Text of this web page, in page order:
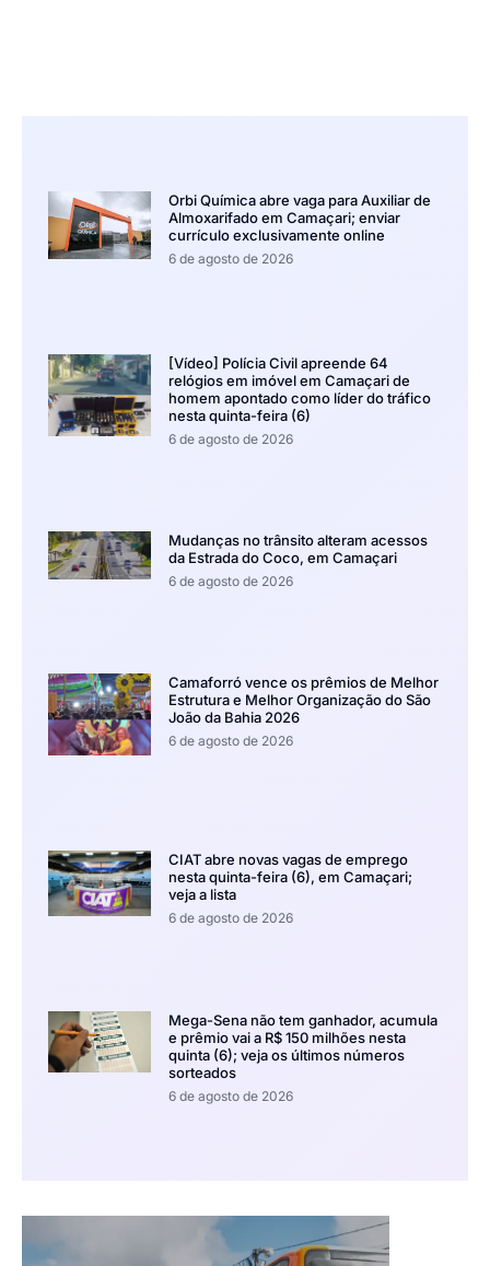
Orbi Química abre vaga para Auxiliar de
Almoxarifado em Camaçari; enviar
currículo exclusivamente online
6 de agosto de 2026
[Vídeo] Polícia Civil apreende 64
relógios em imóvel em Camaçari de
homem apontado como líder do tráfico
nesta quinta-feira (6)
6 de agosto de 2026
Mudanças no trânsito alteram acessos
da Estrada do Coco, em Camaçari
6 de agosto de 2026
Camaforró vence os prêmios de Melhor
Estrutura e Melhor Organização do São
João da Bahia 2026
6 de agosto de 2026
CIAT abre novas vagas de emprego
nesta quinta-feira (6), em Camaçari;
veja a lista
6 de agosto de 2026
Mega-Sena não tem ganhador, acumula
e prêmio vai a R$ 150 milhões nesta
quinta (6); veja os últimos números
sorteados
6 de agosto de 2026